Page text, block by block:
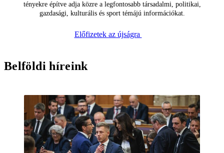
tényekre építve adja közre a legfontosabb társadalmi, politikai,
gazdasági, kulturális és sport témájú információkat.
Előfizetek az újságra
Belföldi híreink